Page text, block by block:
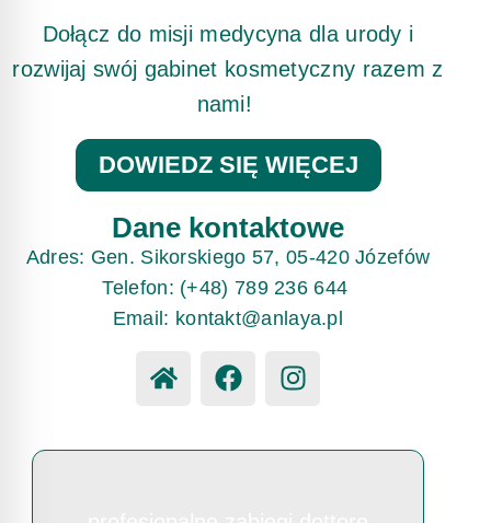
Dołącz do misji medycyna dla urody i
rozwijaj swój gabinet kosmetyczny razem z
nami!
DOWIEDZ SIĘ WIĘCEJ
Dane kontaktowe
Adres: Gen. Sikorskiego 57, 05-420 Józefów
Telefon: (+48) 789 236 644
Email: kontakt@anlaya.pl